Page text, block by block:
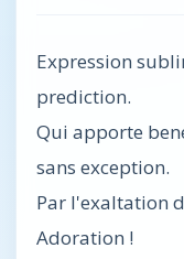
Expression
prediction.
Qui apporte
sans exception.
Par l'exaltation
Adoration !